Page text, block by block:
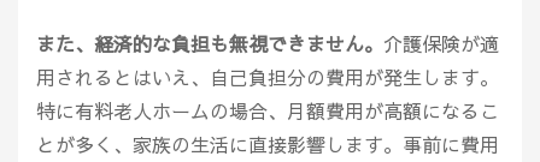
また、経済的な負担も無視できません。 介護保険が適
用されるとはいえ、自己負担分の費用が発生します。
特に有料老人ホームの場合、月額費用が高額になるこ
とが多く、家族の生活に直接影響します。事前に費用